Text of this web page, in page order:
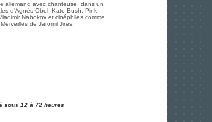
allemand avec chanteuse, dans un
d'Agnès Obel, Kate Bush, Pink
Nabokov et cinéphiles comme
de Jaromil Jires.
sous 12 à 72 heures